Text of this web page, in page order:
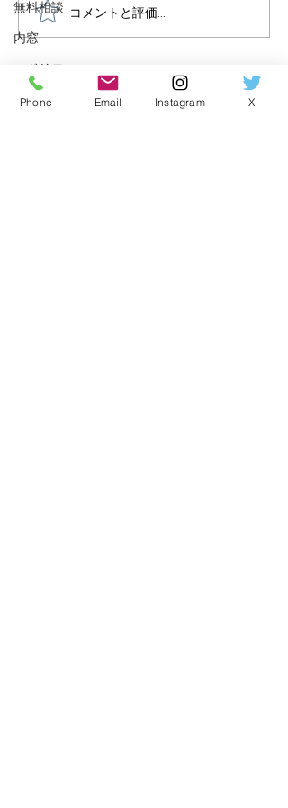
無料相談
内窓
マドリモ
実験
【関西限定】YKK AP「ウ
チリモ」内窓キャンペー
ン開催中。
コメントと評価...
Phone Email Instagram X